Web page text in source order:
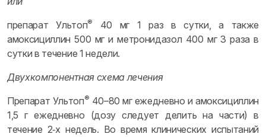
препарат Ультоп®
40 мг 1 раз в сутки, а также
амоксициллин 500 мг и метронидазол 400 мг 3 раза в
сутки в течение 1 недели.
Двухкомпонентная схема лечения
Препарат Ультоп® 40–80 мг ежедневно и амоксициллин
1,5 г ежедневно (дозу следует делить на части) в
течение 2‑х недель. Во время клинических испытаний